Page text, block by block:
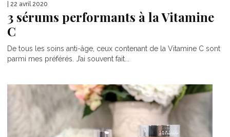
| 22 avril 2020
3 sérums performants à la Vitamine
C
De tous les soins anti-âge, ceux contenant de la Vitamine C sont
parmi mes préférés. J’ai souvent fait...